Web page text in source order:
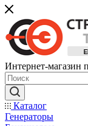
Интернет-магазин
Каталог
Генераторы